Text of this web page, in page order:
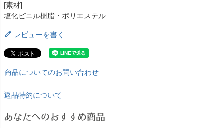
[素材]
塩化ビニル樹脂・ポリエステル
レビューを書く
商品についてのお問い合わせ
返品特約について
あなたへのおすすめ商品